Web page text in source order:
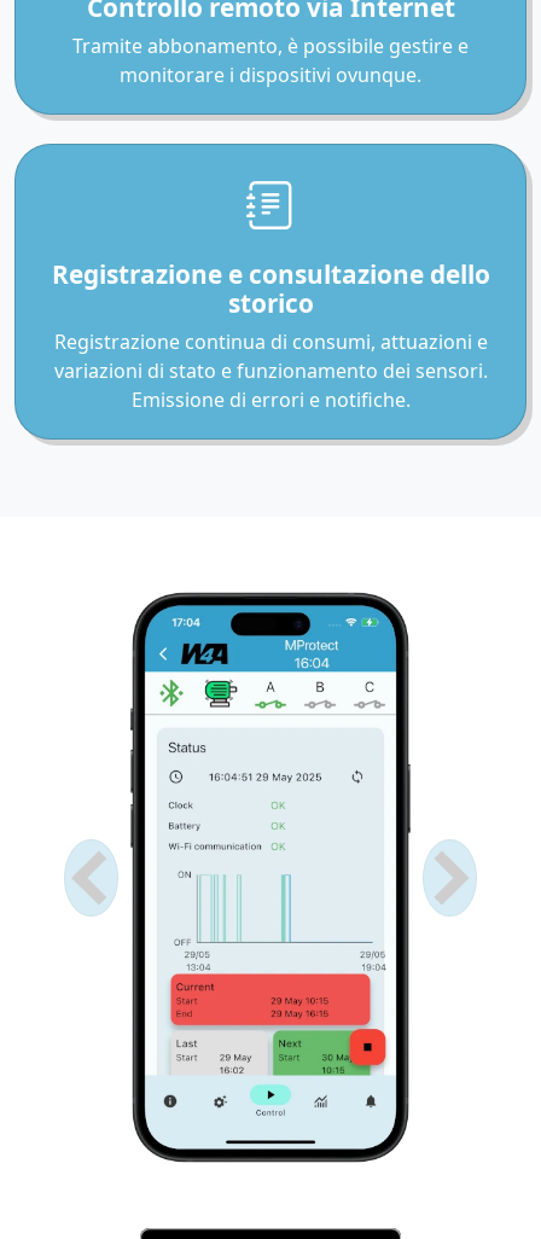
Controllo remoto via Internet
Tramite abbonamento, è possibile gestire e
monitorare i dispositivi ovunque.
Registrazione e consultazione dello
storico
Registrazione continua di consumi, attuazioni e
variazioni di stato e funzionamento dei sensori.
Emissione di errori e notifiche.
Anterior Próximo